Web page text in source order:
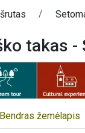
takas -
Bendras žemėlapis